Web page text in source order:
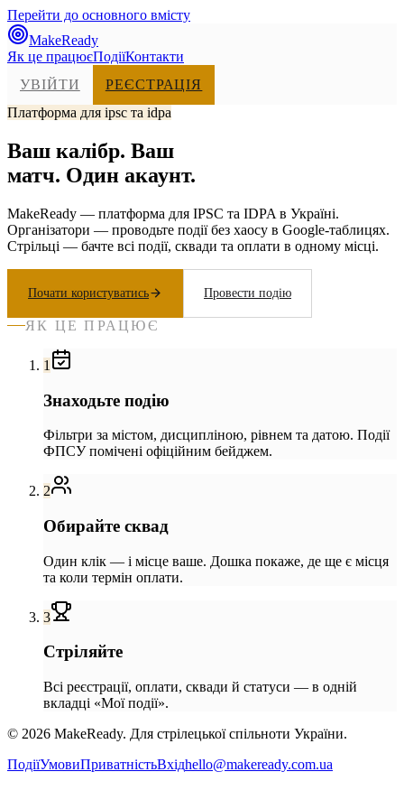
Перейти до основного вмісту
MakeReady
Як це працюєПодіїКонтакти
УВІЙТИ
РЕЄСТРАЦІЯ
Платформа для ipsc та idpa
Ваш калібр. Ваш
матч. Один акаунт.
MakeReady — платформа для IPSC та IDPA в Україні.
Організатори — проводьте події без хаосу в Google-таблицях.
Стрільці — бачте всі події, сквади та оплати в одному місці.
Почати користуватись Провести подію
ЯК ЦЕ ПРАЦЮЄ
1
Знаходьте подію
Фільтри за містом, дисципліною, рівнем та датою. Події
ФПСУ помічені офіційним бейджем.
2
Обирайте сквад
Один клік — і місце ваше. Дошка покаже, де ще є місця
та коли термін оплати.
3
Стріляйте
Всі реєстрації, оплати, сквади й статуси — в одній
вкладці «Мої події».
© 2026 MakeReady. Для стрілецької спільноти України.
ПодіїУмовиПриватністьВхідhello@makeready.com.ua